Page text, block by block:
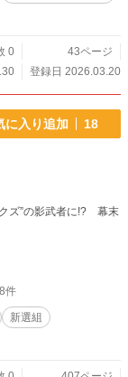
0
43ページ
登録日 2026.03.20
に入り追加 18
ズ”の影武者に!? 幕末
件
新選組